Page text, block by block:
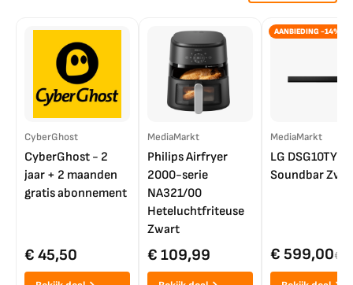
CyberGhost
CyberGhost - 2
jaar + 2 maanden
gratis abonnement
€ 45,50
MediaMarkt
Philips Airfryer
2000-serie
NA321/00
Heteluchtfriteuse
Zwart
€ 109,99
AANBIEDING -14%
MediaMarkt
LG DSG10TY
Soundbar
€ 599,00€